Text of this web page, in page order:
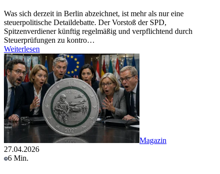
Was sich derzeit in Berlin abzeichnet, ist mehr als nur eine
steuerpolitische Detaildebatte. Der Vorstoß der SPD,
Spitzenverdiener künftig regelmäßig und verpflichtend durch
Steuerprüfungen zu kontro…
Weiterlesen
Magazin
27.04.2026
6 Min.